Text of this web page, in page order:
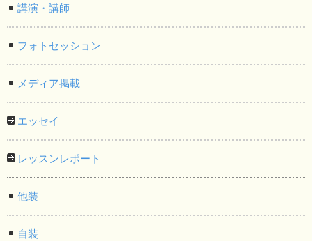
講演・講師
フォトセッション
メディア掲載
エッセイ
レッスンレポート
他装
自装